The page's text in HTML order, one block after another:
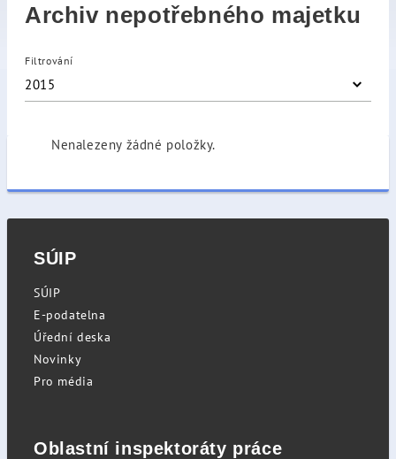
Archiv nepotřebného majetku
Filtrování
2015
Nenalezeny žádné položky.
SÚIP
SÚIP
E-podatelna
Úřední deska
Novinky
Pro média
Oblastní inspektoráty práce